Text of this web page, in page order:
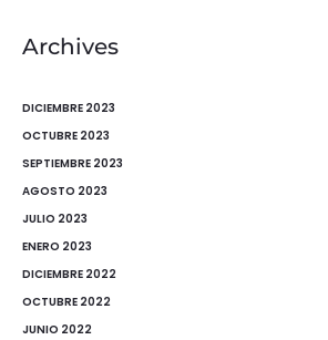
Archives
DICIEMBRE 2023
OCTUBRE 2023
SEPTIEMBRE 2023
AGOSTO 2023
JULIO 2023
ENERO 2023
DICIEMBRE 2022
OCTUBRE 2022
JUNIO 2022